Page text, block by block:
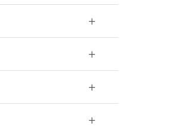
+
+
+
+